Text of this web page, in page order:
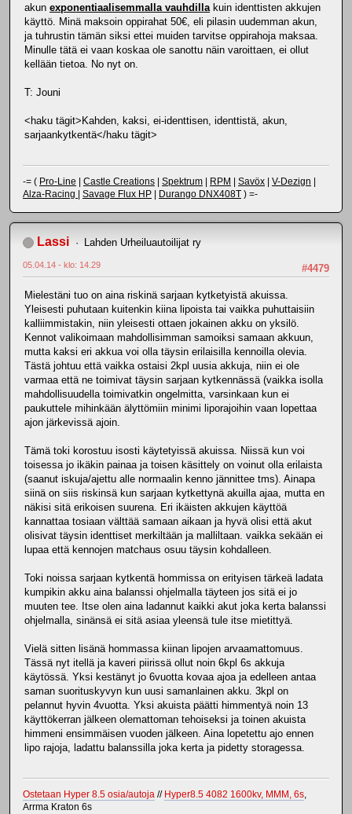
akun exponentiaalisemmalla vauhdilla kuin identtisten akkujen
käyttö. Minä maksoin oppirahat 50€, eli pilasin uudemman akun,
ja tuhrustin tämän siksi ettei muiden tarvitse oppirahoja maksaa.
Minulle tätä ei vaan koskaa ole sanottu näin varoittaen, ei ollut
kellään tietoa. No nyt on.
T: Jouni
<haku tägit>Kahden, kaksi, ei-identtisen, identtistä, akun,
sarjaankytkentä</haku tägit>
-= ( Pro-Line Castle Creations Spektrum RPM Savöx V-Dezign
Alza-Racing
Savage Flux HP Durango DNX408T ) =-
Lassi Lahden Urheiluautoilijat ry
#4479
05.04.14 - klo: 14.29
Mielestäni tuo on aina riskinä sarjaan kytketyistä akuissa.
Yleisesti puhutaan kuitenkin kiina lipoista tai vaikka puhuttaisiin
kalliimmistakin, niin yleisesti ottaen jokainen akku on yksilö.
Kennot valikoimaan mahdollisimman samoiksi samaan akkuun,
mutta kaksi eri akkua voi olla täysin erilaisilla kennoilla olevia.
Tästä johtuu että vaikka ostaisi 2kpl uusia akkuja, niin ei ole
varmaa että ne toimivat täysin sarjaan kytkennässä (vaikka isolla
mahdollisuudella toimivatkin ongelmitta, varsinkaan kun ei
paukuttele mihinkään älyttömiin minimi liporajoihin vaan lopettaa
ajon järkevissä ajoin.
Tämä toki korostuu isosti käytetyissä akuissa. Niissä kun voi
toisessa jo ikäkin painaa ja toisen käsittely on voinut olla erilaista
(saanut iskuja/ajettu alle normaalin kenno jännittee tms). Ainapa
siinä on siis riskinsä kun sarjaan kytkettynä akuilla ajaa, mutta en
näkisi sitä erikoisen suurena. Eri ikäisten akkujen käyttöä
kannattaa tosiaan välttää samaan aikaan ja hyvä olisi että akut
olisivat täysin identtiset merkiltään ja malliltaan. vaikka sekään ei
lupaa että kennojen matchaus osuu täysin kohdalleen.
Toki noissa sarjaan kytkentä hommissa on erityisen tärkeä ladata
kumpikin akku aina balanssi ohjelmalla täyteen jos sitä ei jo
muuten tee. Itse olen aina ladannut kaikki akut joka kerta balanssi
ohjelmalla, sinänsä ei sitä asiaa yleensä tule itse mietittyä.
Vielä sitten lisänä hommassa kiinan lipojen arvaamattomuus.
Tässä nyt itellä ja kaveri piirissä ollut noin 6kpl 6s akkuja
käytössä. Yksi kestänyt jo 6vuotta kovaa ajoa ja edelleen antaa
saman suorituskyvyn kun uusi samanlainen akku. 3kpl on
pelannut hyvin 4vuotta. Yksi akuista päätti himmentyä noin 13
käyttökerran jälkeen olemattoman tehoiseksi ja toinen akuista
himmeni ensimmäisen vuoden jälkeen. Aina lopetettu ajo ennen
lipo rajoja, ladattu balanssilla joka kerta ja pidetty storagessa.
Ostetaan Hyper 8.5 osia/autoja // Hyper8.5 4082 1600kv, MMM, 6s,
Arrma Kraton 6s